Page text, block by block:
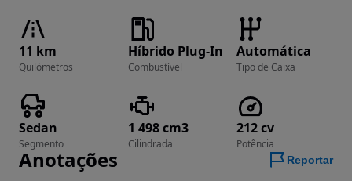
11 km
Quilómetros
Híbrido Plug-In
Combustível
Automática
Tipo de Caixa
Sedan
Segmento
1 498 cm3
Cilindrada
212 cv
Potência
Anotações Reportar